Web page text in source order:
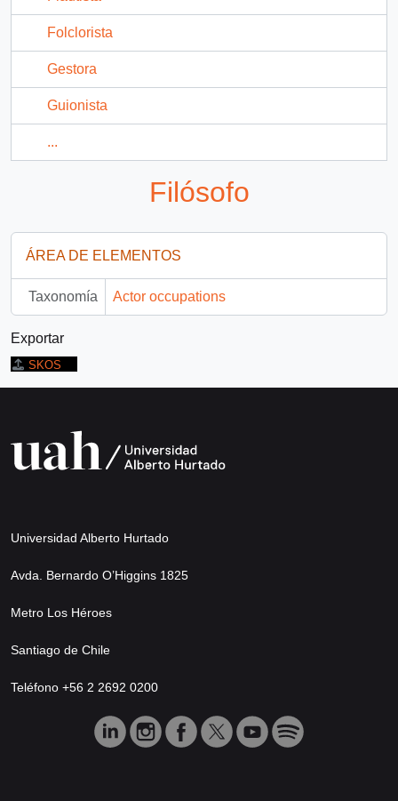
Folclorista
Gestora
Guionista
...
Filósofo
ÁREA DE ELEMENTOS
Taxonomía Actor occupations
Exportar
SKOS
Universidad Alberto Hurtado
Avda. Bernardo O’Higgins 1825
Metro Los Héroes
Santiago de Chile
Teléfono +56 2 2692 0200